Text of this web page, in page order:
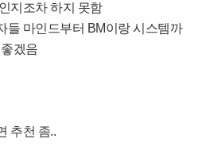
지조차 하지 못함
들 마인드부터 BM이랑 시스템까
겠음
추천 좀..